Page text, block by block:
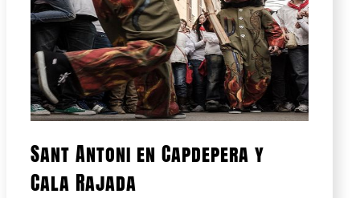
Sant Antoni en Capdepera y
Cala Rajada